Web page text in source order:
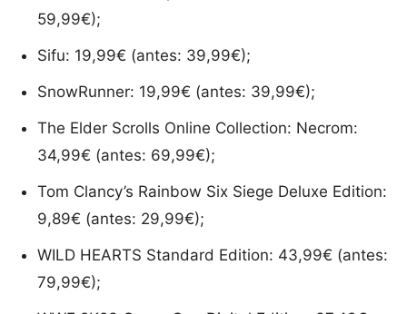
59,99€);
Sifu: 19,99€ (antes: 39,99€);
SnowRunner: 19,99€ (antes: 39,99€);
The Elder Scrolls Online Collection: Necrom:
34,99€ (antes: 69,99€);
Tom Clancy’s Rainbow Six Siege Deluxe Edition:
9,89€ (antes: 29,99€);
WILD HEARTS Standard Edition: 43,99€ (antes:
79,99€);